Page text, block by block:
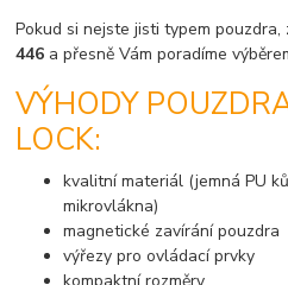
Pokud si nejste jisti typem pouzdra,
446 a přesně Vám poradíme
VÝHODY
LOCK:
kvalitní materiál (jemná PU
mikrovlákna)
magnetické zavírání pouzdra
výřezy pro ovládací prvky